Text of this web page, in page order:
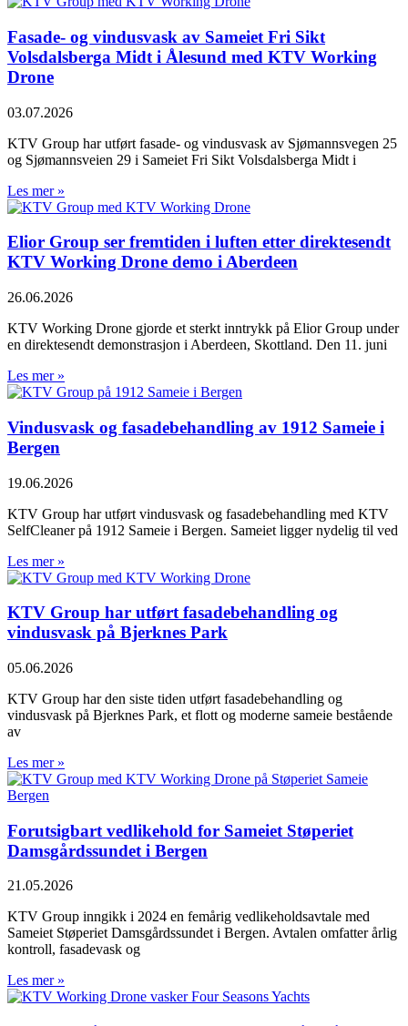
Fasade- og vindusvask av Sameiet Fri Sikt
Volsdalsberga Midt i Ålesund med KTV Working
Drone
03.07.2026
KTV Group har utført fasade- og vindusvask av Sjømannsvegen 25
og Sjømannsveien 29 i Sameiet Fri Sikt Volsdalsberga Midt i
Les mer »
Elior Group ser fremtiden i luften etter direktesendt
KTV Working Drone demo i Aberdeen
26.06.2026
KTV Working Drone gjorde et sterkt inntrykk på Elior Group under
en direktesendt demonstrasjon i Aberdeen, Skottland. Den 11. juni
Les mer »
Vindusvask og fasadebehandling av 1912 Sameie i
Bergen
19.06.2026
KTV Group har utført vindusvask og fasadebehandling med KTV
SelfCleaner på 1912 Sameie i Bergen. Sameiet ligger nydelig til ved
Les mer »
KTV Group har utført fasadebehandling og
vindusvask på Bjerknes Park
05.06.2026
KTV Group har den siste tiden utført fasadebehandling og
vindusvask på Bjerknes Park, et flott og moderne sameie bestående
av
Les mer »
Forutsigbart vedlikehold for Sameiet Støperiet
Damsgårdssundet i Bergen
21.05.2026
KTV Group inngikk i 2024 en femårig vedlikeholdsavtale med
Sameiet Støperiet Damsgårdssundet i Bergen. Avtalen omfatter årlig
kontroll, fasadevask og
Les mer »